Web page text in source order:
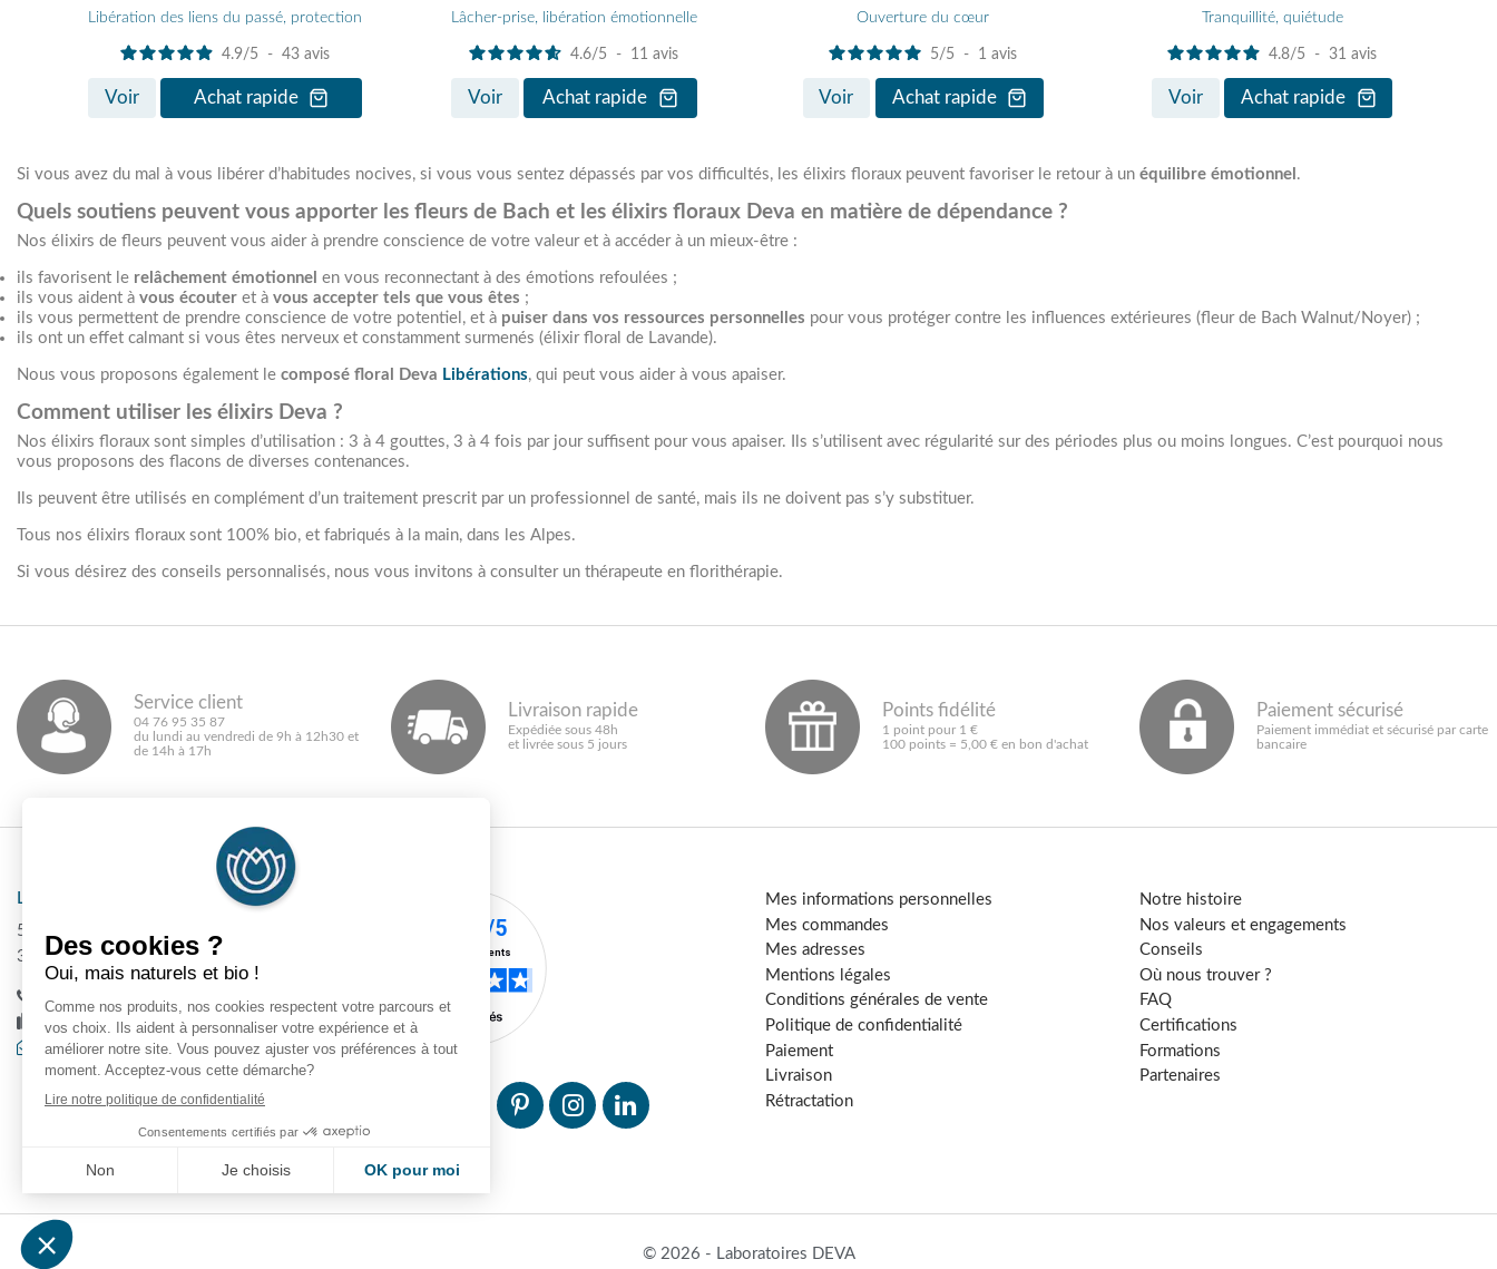
Libération des liens du passé, protection
4.9/5 - 43 avis
Voir Achat rapide
Lâcher-prise, libération émotionnelle
4.6/5 - 11avis
Voir Achat rapide
Ouverture du cœur
5/5 - 1avis
Voir Achat rapide
Tranquillité, quiétude
4.8/5 - 31avis
Voir Achat rapide
Si vous avez du mal à vous libérer d’habitudes nocives, si vous vous sentez dépassés par vos difficultés, les élixirs floraux peuvent favoriser le retour à un équilibre émotionnel .
Quels soutiens peuvent vous apporter les fleurs de Bach et les élixirs floraux Deva en matière de dépendance ?
Nos élixirs de fleurs peuvent vous aider à prendre conscience de votre valeur et à accéder à un mieux-être :
ils favorisent le relâchement émotionnel en vous reconnectant à des émotions refoulées ;
ils vous aident à vous écouter et à vous accepter tels que vous êtes ;
ils vous permettent de prendre conscience de votre potentiel, et à puiser dans vos ressources personnelles pour vous protéger contre les influences extérieures (fleur de Bach Walnut/Noyer) ;
ils ont un effet calmant si vous êtes nerveux et constamment surmenés (élixir floral de Lavande).
Nous vous proposons également le composé floral Deva Libérations, qui peut vous aider à vous apaiser.
Comment utiliser les élixirs Deva ?
Nos élixirs floraux sont simples d’utilisation : 3 à 4 gouttes, 3 à 4 fois par jour suffisent pour vous apaiser. Ils s’utilisent avec régularité sur des périodes plus ou moins longues. C’est pourquoi nous
vous proposons des flacons de diverses contenances.
Ils peuvent être utilisés en complément d’un traitement prescrit par un professionnel de santé, mais ils ne doivent pas s’y substituer.
Tous nos élixirs floraux sont 100% bio, et fabriqués à la main, dans les Alpes.
Si vous désirez des conseils personnalisés, nous vous invitons à consulter un thérapeute en florithérapie.
Service client
04 76 95 35 87
du lundi au vendredi de 9h à 12h30 et
de 14h à 17h
Livraison rapide
Expédiée sous 48h
et livrée sous 5 jours
Points fidélité
1 point pour 1 €
100 points = 5,00 € en bon d'achat
Paiement sécurisé
Paiement immédiat et sécurisé par carte
bancaire
Laboratoire DEVA
540 Route de Méaudre CS 50104
38880 Autrans
+33 (0)4 76 95 35 87
+33 (0)4 76 95 37 02
Contactez-nous
Mes informations personnelles
Mes commandes
Mes adresses
Mentions légales
Conditions générales de vente
Politique de confidentialité
Paiement
Livraison
Rétractation
Notre histoire
Nos valeurs et engagements
Conseils
Où nous trouver ?
FAQ
Certifications
Formations
Partenaires
© 2026 - Laboratoires DEVA